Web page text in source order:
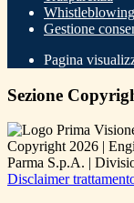
Whistleblowing
Gestione
Pagina
Sezione
Copyright 2026 |
Parma S.p.A. |
Disclaimer